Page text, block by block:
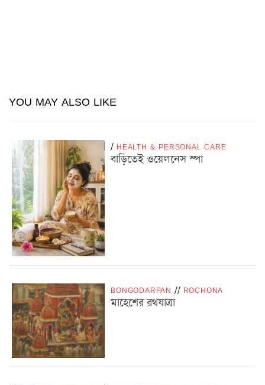
YOU MAY ALSO LIKE
/ HEALTH & PERSONAL CARE
বাড়িতেই ওয়েলনেস স্পা
BONGODARPAN // ROCHONA
মাহেশের রথযাত্রা